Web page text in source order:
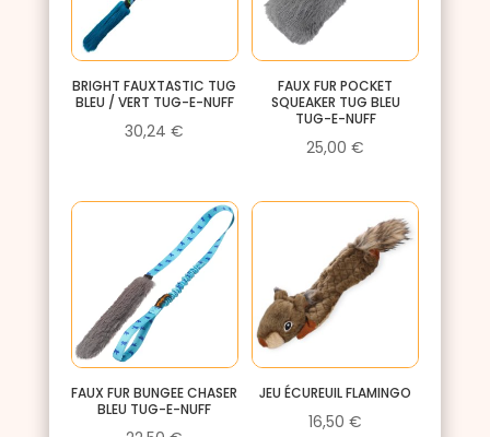
BRIGHT FAUXTASTIC TUG
BLEU / VERT TUG-E-NUFF
30,24€
FAUX FUR POCKET
SQUEAKER TUG BLEU
TUG-E-NUFF
25,00€
FAUX FUR BUNGEE CHASER
BLEU TUG-E-NUFF
JEU ÉCUREUIL FLAMINGO
16,50€